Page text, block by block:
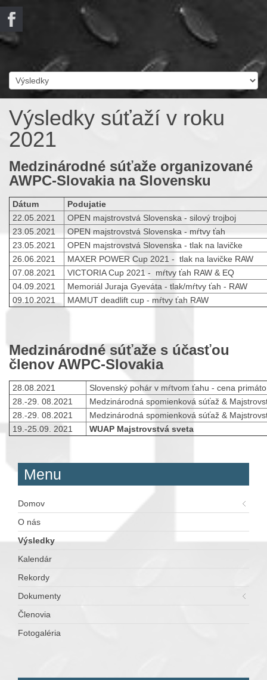
Výsledky súťaží v roku
2021
Medzinárodné súťaže organizované
AWPC-Slovakia na Slovensku
Dátum
Podujatie
22.05.2021
OPEN majstrovstvá Slovenska - silový trojboj
23.05.2021
OPEN majstrovstvá Slovenska - mŕtvy ťah
23.05.2021
OPEN majstrovstvá Slovenska - tlak na lavičke
26.06.2021
MAXER POWER Cup 2021 - tlak na lavičke RAW
07.08.2021
VICTORIA Cup 2021 - mŕtvy ťah RAW & EQ
04.09.2021
Memoriál Juraja Gyeváta - tlak/mŕtvy ťah - RAW
09.10.2021
MAMUT deadlift cup - mŕtvy ťah RAW
Medzinárodné súťaže s účasťou
členov AWPC-Slovakia
28.08.2021
Slovenský pohár v mŕtvom ťahu - cena
28.-29. 08.2021
Medzinárodná spomienková súťaž &
28.-29. 08.2021
Medzinárodná spomienková súťaž &
19.-25.09. 2021
WUAP Majstrovstvá sveta
Menu
Domov
O nás
Výsledky
Kalendár
Rekordy
Dokumenty
Členovia
Fotogaléria